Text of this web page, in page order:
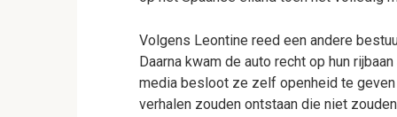
Volgens Leontine reed een andere
Daarna kwam de auto recht op hun
media besloot ze zelf openheid te
verhalen zouden ontstaan die niet